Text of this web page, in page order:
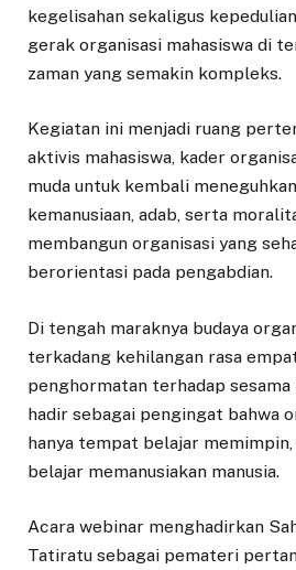
kegelisahan sekaligus
gerak organisasi mahasiswa di
zaman yang semakin kompleks.
Kegiatan ini menjadi ruang
aktivis mahasiswa, kader
muda untuk kembali
kemanusiaan, adab, serta
membangun organisasi yang
berorientasi pada pengabdian.
Di tengah maraknya budaya
terkadang kehilangan rasa
penghormatan terhadap
hadir sebagai pengingat bahwa
hanya tempat belajar
belajar memanusiakan manusia.
Acara webinar menghadirkan
Tatiratu sebagai pemateri